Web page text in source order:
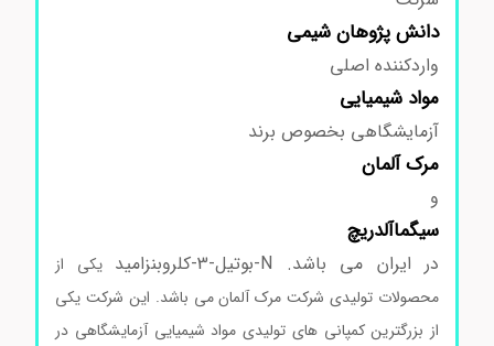
دانش پژوهان شیمی
واردکننده اصلی
موادشیمیایی
آزمایشگاهی بخصوص برند
مرکآلمان
سیگماآلدریچ
در ایران می باشد. N-بوتیل-3-کلروبنزامید
یکی از
محصولات تولیدی شرکت مرک آلمان می باشد. این شرکت یکی
از بزرگترین کمپانی های تولیدی مواد شیمیایی آزمایشگاهی در